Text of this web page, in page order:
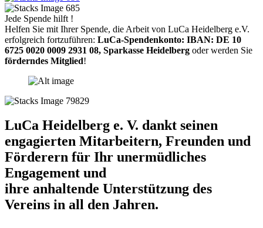
Jede Spende hilft !
Helfen Sie mit Ihrer Spende, die Arbeit von LuCa Heidelberg e.V.
erfolgreich fortzuführen: LuCa-Spendenkonto: IBAN: DE 10
6725 0020 0009 2931 08, Sparkasse Heidelberg oder werden Sie
förderndes Mitglied!
LuCa Heidelberg e. V. dankt seinen
engagierten Mitarbeitern, Freunden und
Förderern für Ihr unermüdliches
Engagement und
ihre anhaltende Unterstützung des
Vereins in all den Jahren.